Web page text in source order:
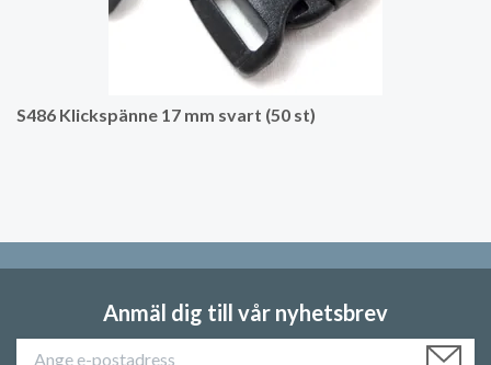
S486 Klickspänne 17 mm svart (50 st)
Anmäl dig till vår nyhetsbrev